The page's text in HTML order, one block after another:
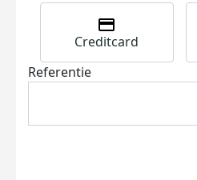
Creditcard
Referentie